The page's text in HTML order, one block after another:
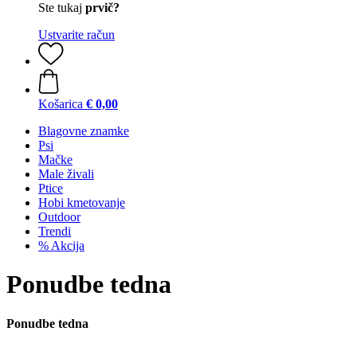
Ste tukaj prvič?
Ustvarite račun
Košarica € 0,00
Blagovne znamke
Psi
Mačke
Male živali
Ptice
Hobi kmetovanje
Outdoor
Trendi
% Akcija
Ponudbe tedna
Ponudbe tedna